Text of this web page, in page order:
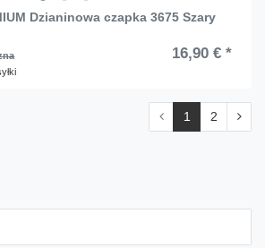
Dzianinowa czapka 3675 Szary
16,90 € *
1 2